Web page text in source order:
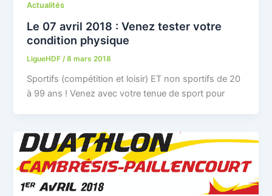
Actualités
Le 07 avril 2018 : Venez tester votre
condition physique
LigueHDF/8 mars 2018
Sportifs (compétition et loisir) ET non sportifs de 20
à 99 ans ! Venez avec votre tenue de sport pour